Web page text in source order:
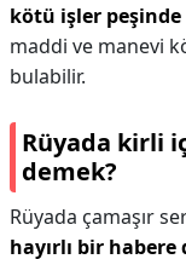
kötü işler
maddi ve manevi
bulabilir.
Rüyada kirli
demek?
Rüyada çamaşır
hayırlı bir